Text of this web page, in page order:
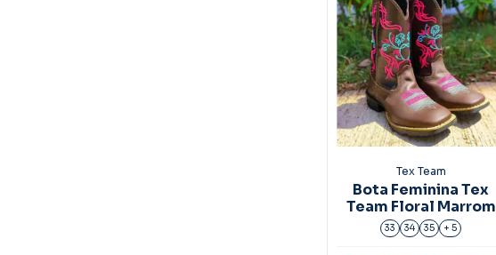
Tex Team
Bota Feminina Tex
Team Floral Marrom
33 34 35 + 5